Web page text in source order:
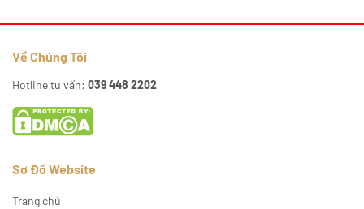
Về Chúng Tôi
Hotline tư vấn: 039 448 2202
Sơ Đồ Website
Trang chủ